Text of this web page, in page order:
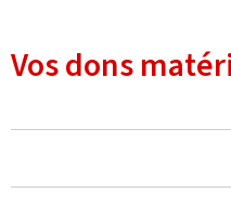
Vos dons